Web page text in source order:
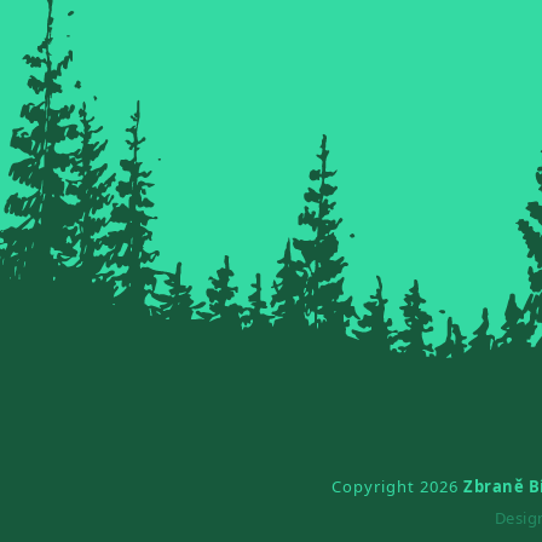
Copyright 2026 Zbraně